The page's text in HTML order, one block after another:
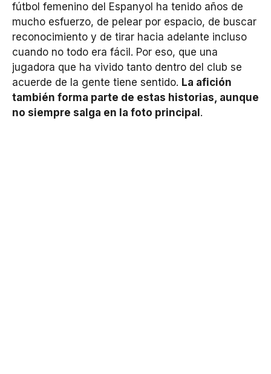
fútbol femenino del Espanyol ha tenido años de
mucho esfuerzo, de pelear por espacio, de buscar
reconocimiento y de tirar hacia adelante incluso
cuando no todo era fácil. Por eso, que una
jugadora que ha vivido tanto dentro del club se
acuerde de la gente tiene sentido. La afición
también forma parte de estas historias, aunque
no siempre salga en la foto principal .